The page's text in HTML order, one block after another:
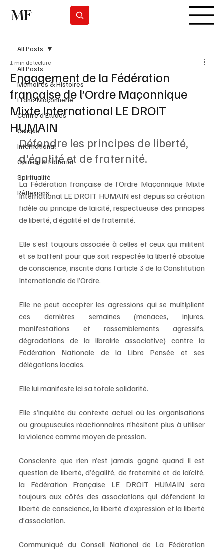
MF
All Posts
Mémoires & Histoires
Franc-Maçonnerie
Centre d'Études
Civique
International
Opinion & Éditorial
Spiritualité
Réflexions
All Posts
Engagement de la Fédération
française de l’Ordre Maçonnique
Mixte International LE DROIT
HUMAIN
1 min de lecture
Défendre les principes de liberté,
d'égalité et de fraternité.
La Fédération française de l’Ordre Maçonnique Mixte
International LE DROIT HUMAIN est depuis sa création
fidèle au principe de laïcité, respectueuse des principes
de liberté, d’égalité et de fraternité.
Elle s’est toujours associée à celles et ceux qui militent
et se battent pour que soit respectée la liberté absolue
de conscience, inscrite dans l’article 3 de la Constitution
Internationale de l’Ordre.
Elle ne peut accepter les agressions qui se multiplient
ces dernières semaines (menaces, injures,
manifestations et rassemblements agressifs,
dégradations de la librairie associative) contre la
Fédération Nationale de la Libre Pensée et ses
délégations locales.
Elle lui manifeste ici sa totale solidarité.
Elle s’inquiète du contexte actuel où les organisations
ou groupuscules réactionnaires n’hésitent plus à utiliser
la violence comme moyen de pression.
Consciente que rien n’est jamais gagné quand il est
question de liberté, d’égalité, de fraternité et de laïcité,
la Fédération Française LE DROIT HUMAIN sera
toujours aux côtés des associations qui défendent la
liberté de conscience, la liberté d’expression et la liberté
d’association.
Communiqué du Conseil National de La Fédération